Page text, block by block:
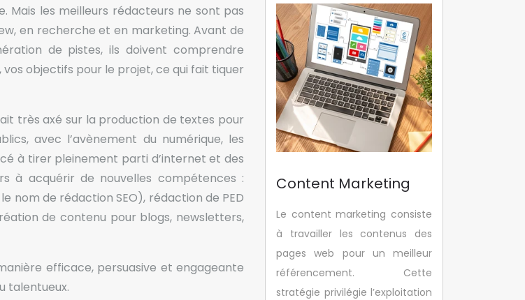
Mais les meilleurs rédacteurs ne sont pas
en recherche et en marketing. Avant de
de pistes, ils doivent comprendre
objectifs pour le projet, ce qui fait tiquer
très axé sur la production de textes pour
avec l’avènement du numérique, les
à tirer pleinement parti d’internet et des
à acquérir de nouvelles compétences :
nom de rédaction SEO), rédaction de PED
de contenu pour blogs, newsletters,
efficace, persuasive et engageante
talentueux.
Content Marketing
Le content marketing consiste
à travailler les contenus des
pages web pour un meilleur
référencement. Cette
stratégie privilégie l’exploitation